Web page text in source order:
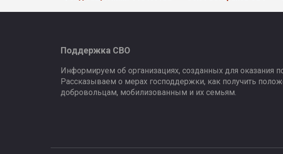
Поддержка СВО
Информируем об организациях, созданных для оказания
Рассказываем о мерах господдержки, как получить
добровольцам, мобилизованным и их семьям.